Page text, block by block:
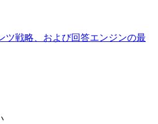
ツ戦略、および回答エンジンの最